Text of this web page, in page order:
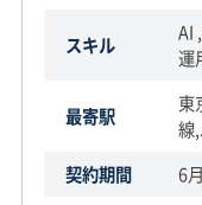
スキル
AI
運
最寄駅
東
線
契約期間
6